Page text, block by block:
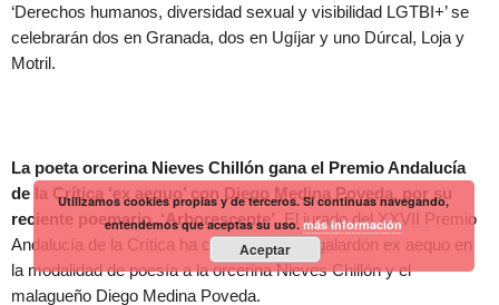
‘Derechos humanos, diversidad sexual y visibilidad LGTBI+’ se
celebrarán dos en Granada, dos en Ugíjar y uno Dúrcal, Loja y
Motril.
La poeta orcerina Nieves Chillón gana el Premio Andalucía
de la Crítica ‘ex aequo’ con Diego Medina Poveda, por su
reciente poemario, ‘Arborescente’. El jurado del XXVII Premio
Andalucía de la Crítica ha concedido este galardón ex aequo en
la modalidad de poesía a la orcerina Nieves Chillón y el
malagueño Diego Medina Poveda.
Utilizamos cookies propias y de terceros. Si continuas navegando,
entendemos que aceptas su uso.más información
Aceptar